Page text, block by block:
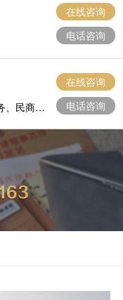
在线咨询
电话咨询
、民商事
在线咨询
电话咨询